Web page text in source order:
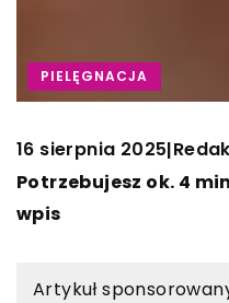
PIELĘGNACJA
16 sierpnia 2025|
Potrzebujesz ok. 4
wpis
Artykuł